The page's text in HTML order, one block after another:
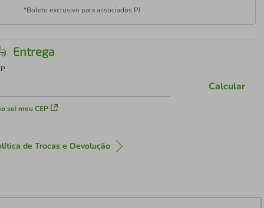
*Boleto exclusivo para associados PJ
Entrega
sei meu CEP
Calcular
de Trocas e Devolução